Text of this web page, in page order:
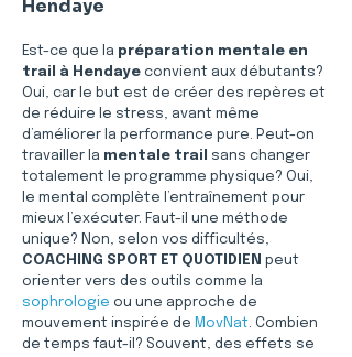
Hendaye
Est-ce que la préparation mentale en
trail à Hendaye convient aux débutants?
Oui, car le but est de créer des repères et
de réduire le stress, avant même
d’améliorer la performance pure. Peut-on
travailler la mentale trail
sans changer
totalement le programme physique? Oui,
le mental complète l’entraînement pour
mieux l’exécuter. Faut-il une méthode
unique? Non, selon vos difficultés,
COACHING SPORT ET QUOTIDIEN peut
orienter vers des outils comme la
sophrologie ou une approche de
mouvement inspirée de MovNat. Combien
de temps faut-il? Souvent, des effets se